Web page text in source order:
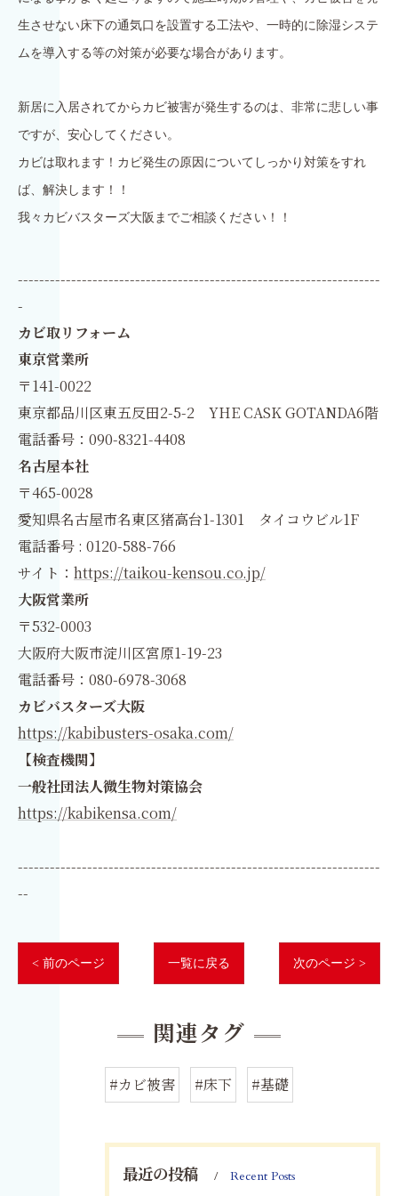
生させない床下の通気口を設置する工法や、一時的に除湿システ
ムを導入する等の対策が必要な場合があります。
新居に入居されてからカビ被害が発生するのは、非常に悲しい事
ですが、安心してください。
カビは取れます！カビ発生の原因についてしっかり対策をすれ
ば、解決します！！
我々カビバスターズ大阪までご相談ください！！
--------------------------------------------------------------------
-
カビ取リフォーム
東京営業所
〒141-0022
東京都品川区東五反田2-5-2 YHE CASK GOTANDA6階
電話番号：090-8321-4408
名古屋本社
〒465-0028
愛知県名古屋市名東区猪高台1-1301 タイコウビル1F
電話番号 : 0120-588-766
サイト： https://taikou-kensou.co.jp/
大阪営業所
〒532-0003
大阪府大阪市淀川区宮原1-19-23
電話番号：080-6978-3068
カビバスターズ大阪
https://kabibusters-osaka.com/
【検査機関】
一般社団法人微生物対策協会
https://kabikensa.com/
--------------------------------------------------------------------
--
< 前のページ 一覧に戻る 次のページ >
関連タグ
#カビ被害 #床下 #基礎
最近の投稿 Recent Posts